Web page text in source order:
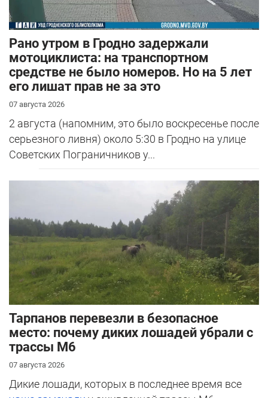
Рано утром в Гродно задержали
мотоциклиста: на транспортном
средстве не было номеров. Но на 5 лет
его лишат прав не за это
07 августа 2026
2 августа (напомним, это было воскресенье после
серьезного ливня) около 5:30 в Гродно на улице
Советских Пограничников у...
Тарпанов перевезли в безопасное
место: почему диких лошадей убрали с
трассы М6
07 августа 2026
Дикие лошади, которых в последнее время все